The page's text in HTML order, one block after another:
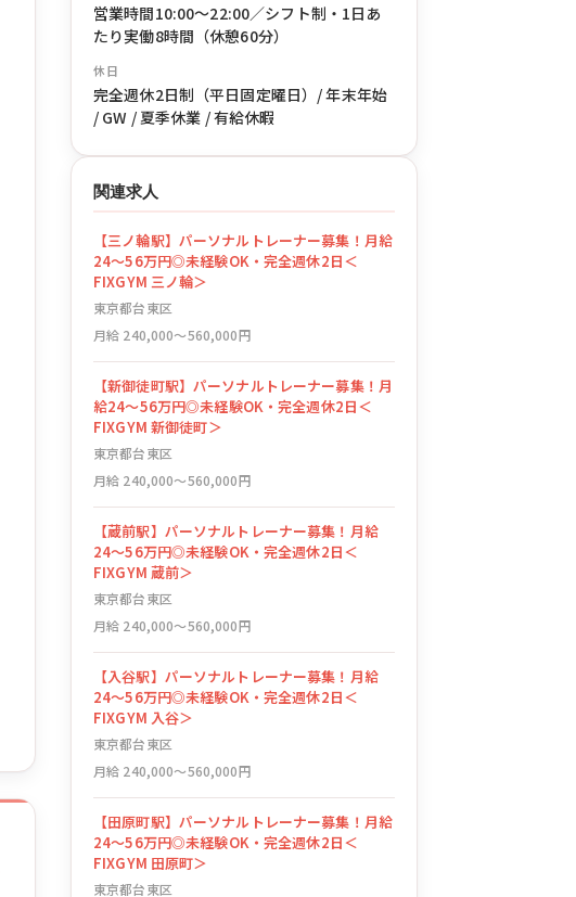
営業時間10:00〜22:00／シフト制・1日あ
たり実働8時間（休憩60分）
休日
完全週休2日制（平日固定曜日）/ 年末年始
/ GW / 夏季休業 / 有給休暇
関連求人
【三ノ輪駅】パーソナルトレーナー募集！月給
24〜56万円◎未経験OK・完全週休2日＜
FIXGYM 三ノ輪＞
東京都台東区
月給 240,000〜560,000円
【新御徒町駅】パーソナルトレーナー募集！月
給24〜56万円◎未経験OK・完全週休2日＜
FIXGYM 新御徒町＞
東京都台東区
月給 240,000〜560,000円
【蔵前駅】パーソナルトレーナー募集！月給
24〜56万円◎未経験OK・完全週休2日＜
FIXGYM 蔵前＞
東京都台東区
月給 240,000〜560,000円
【入谷駅】パーソナルトレーナー募集！月給
24〜56万円◎未経験OK・完全週休2日＜
FIXGYM 入谷＞
東京都台東区
月給 240,000〜560,000円
【田原町駅】パーソナルトレーナー募集！月給
24〜56万円◎未経験OK・完全週休2日＜
FIXGYM 田原町＞
東京都台東区